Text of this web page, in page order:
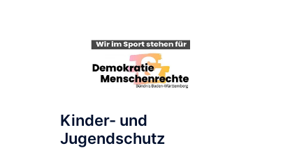
Kinder- und
Jugendschutz